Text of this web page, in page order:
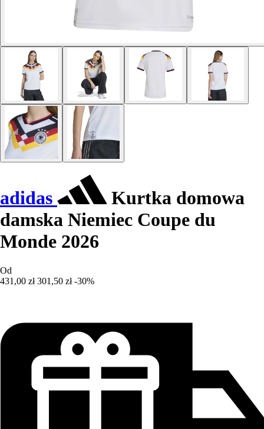
adidas
Kurtka domowa
damska Niemiec Coupe du
Monde 2026
Od
431,00 zł 301,50 zł -30%